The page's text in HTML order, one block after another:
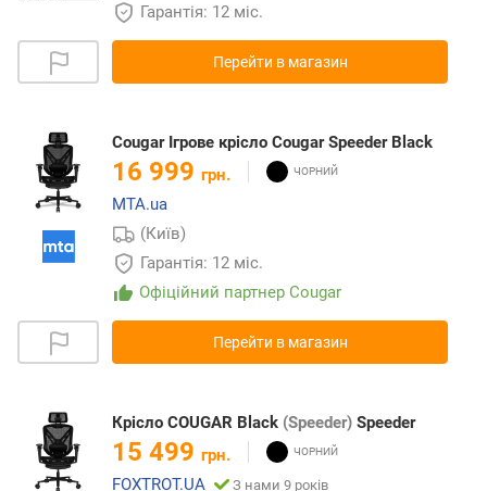
Гарантія: 12 міс.
Перейти в магазин
Cougar Ігрове крісло Cougar Speeder Black
16 999 грн.
MTA.ua
(Київ)
Гарантія: 12 міс.
Офіційний партнер Cougar
Перейти в магазин
Крісло COUGAR Black (Speeder) Speeder
15 499 грн.
FOXTROT.UA
З нами 9 років